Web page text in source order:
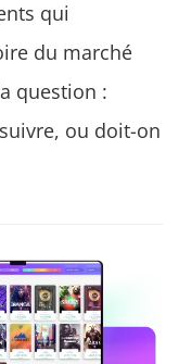
qui
du marché
question :
ou doit-on